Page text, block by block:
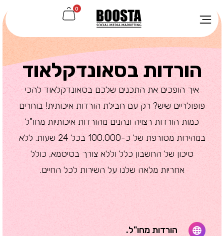
0
הורדות בסאונדקלאוד
איך הופכים את התכנים שלכם בסאונדקלאוד להכי
פופולריים שיש? רק עם חבילת הורדות איכותית! בוחרים
כמות הורדות רצויה ונהנים מהורדות איכותיות מחו"ל
במהירות מטורפת של כ-100,000 בכל 24 שעות. ללא
סיכון של החשבון כלל וללא צורך בסיסמא, כולל
אחריות מלאה שלנו על השירות לכל החיים.
הורדות מחו"ל.